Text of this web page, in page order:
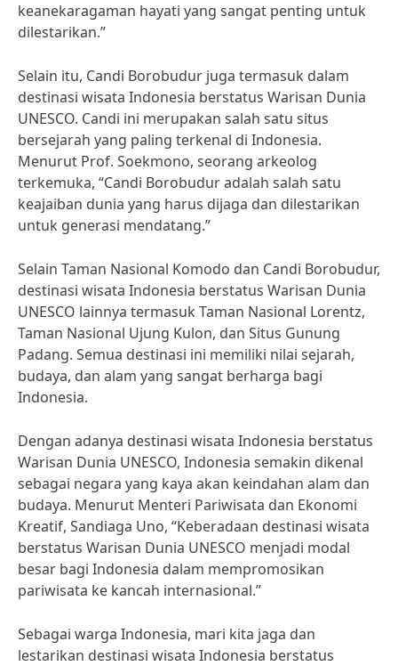
keanekaragaman hayati yang sangat penting untuk
dilestarikan.”
Selain itu, Candi Borobudur juga termasuk dalam
destinasi wisata Indonesia berstatus Warisan Dunia
UNESCO. Candi ini merupakan salah satu situs
bersejarah yang paling terkenal di Indonesia.
Menurut Prof. Soekmono, seorang arkeolog
terkemuka, “Candi Borobudur adalah salah satu
keajaiban dunia yang harus dijaga dan dilestarikan
untuk generasi mendatang.”
Selain Taman Nasional Komodo dan Candi Borobudur,
destinasi wisata Indonesia berstatus Warisan Dunia
UNESCO lainnya termasuk Taman Nasional Lorentz,
Taman Nasional Ujung Kulon, dan Situs Gunung
Padang. Semua destinasi ini memiliki nilai sejarah,
budaya, dan alam yang sangat berharga bagi
Indonesia.
Dengan adanya destinasi wisata Indonesia berstatus
Warisan Dunia UNESCO, Indonesia semakin dikenal
sebagai negara yang kaya akan keindahan alam dan
budaya. Menurut Menteri Pariwisata dan Ekonomi
Kreatif, Sandiaga Uno, “Keberadaan destinasi wisata
berstatus Warisan Dunia UNESCO menjadi modal
besar bagi Indonesia dalam mempromosikan
pariwisata ke kancah internasional.”
Sebagai warga Indonesia, mari kita jaga dan
lestarikan destinasi wisata Indonesia berstatus